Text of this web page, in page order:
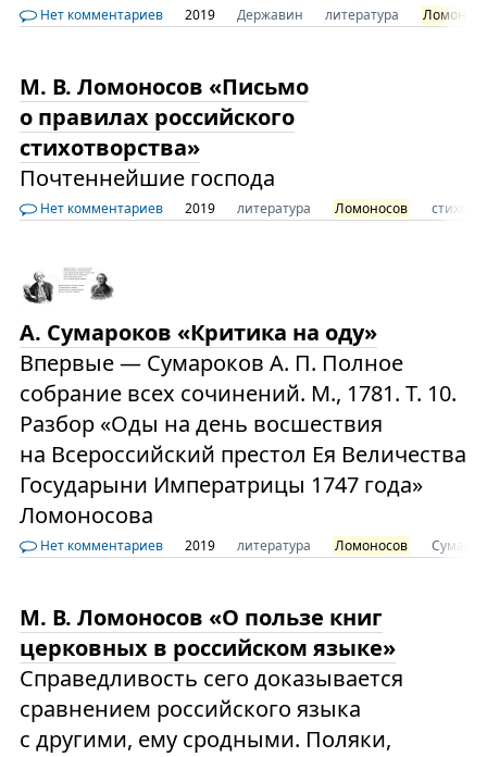
Нет комментариев 2019 Державин литература
М. В. Ломоносов «Письмо
о правилах российского
стихотворства»
Почтеннейшие господа
Нет комментариев 2019 литература Ломоносов
А. Сумароков «Критика на оду»
Впервые — Сумароков А. П. Полное
собрание всех сочинений. М., 1781. Т. 10.
Разбор «Оды на день восшествия
на Всероссийский престол Ея Величества
Государыни Императрицы 1747 года»
Ломоносова
Нет комментариев 2019 литература Ломоносов
М. В. Ломоносов «О пользе книг
церковных в российском языке»
Справедливость сего доказывается
сравнением российского языка
с другими, ему сродными. Поляки,